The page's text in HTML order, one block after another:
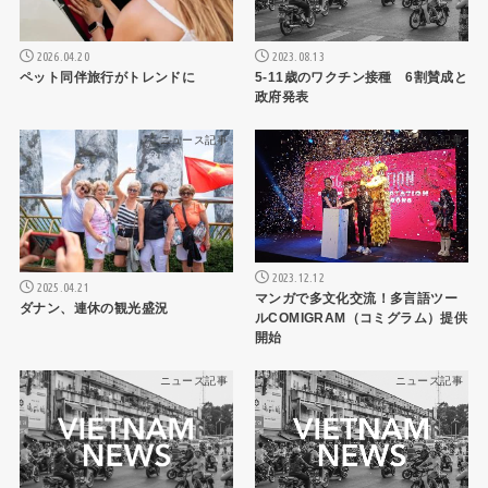
2026.04.20
ペット同伴旅行がトレンドに
2023.08.13
5-11歳のワクチン接種 6割賛成と
政府発表
ニュース記事
2025.04.21
ダナン、連休の観光盛況
ニュース記事
2023.12.12
マンガで多文化交流！多言語ツー
ルCOMIGRAM（コミグラム）提供
開始
ニュース記事 ニュース記事